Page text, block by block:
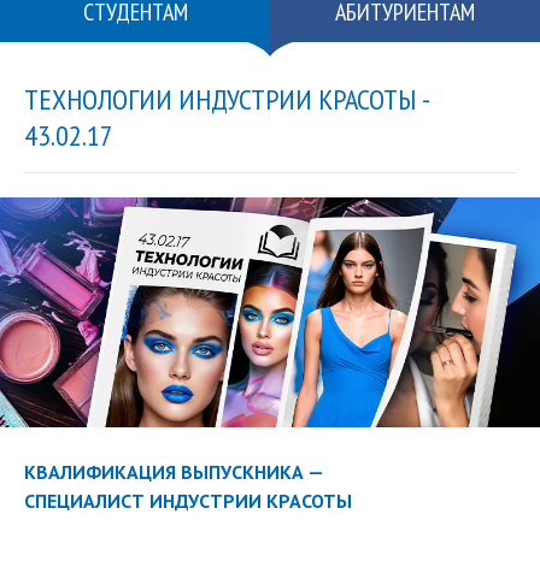
СТУДЕНТАМ АБИТУРИЕНТАМ
ТЕХНОЛОГИИ ИНДУСТРИИ КРАСОТЫ -
43.02.17
КВАЛИФИКАЦИЯ ВЫПУСКНИКА —
СПЕЦИАЛИСТ ИНДУСТРИИ КРАСОТЫ